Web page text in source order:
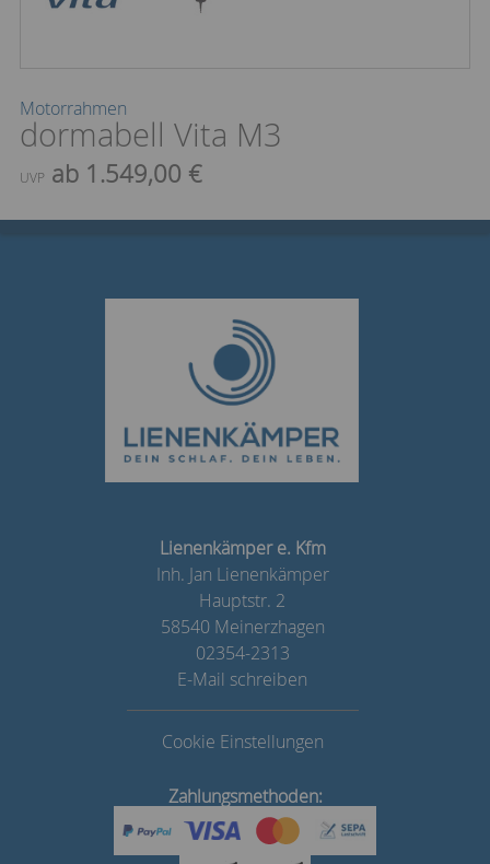
Motorrahmen
dormabell Vita M3
UVP ab 1.549,00 €
Lienenkämper e. Kfm
Inh. Jan Lienenkämper
Hauptstr. 2
58540 Meinerzhagen
02354-2313
E-Mail schreiben
Cookie Einstellungen
Zahlungsmethoden: